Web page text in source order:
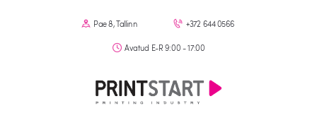
Pae 8, Tallinn +372 644 0566
Avatud E-R 9:00 - 17:00
PRINTSTART